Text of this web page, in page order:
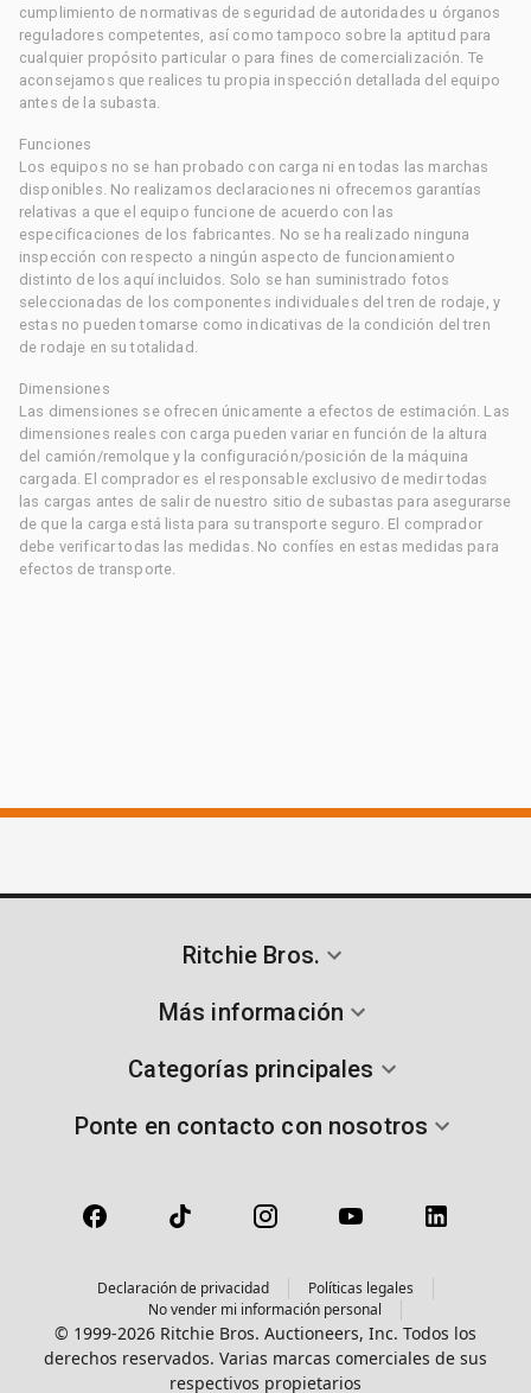
cumplimiento de normativas de seguridad de autoridades u órganos
reguladores competentes, así como tampoco sobre la aptitud para
cualquier propósito particular o para fines de comercialización. Te
aconsejamos que realices tu propia inspección detallada del equipo
antes de la subasta.
Funciones
Los equipos no se han probado con carga ni en todas las marchas
disponibles. No realizamos declaraciones ni ofrecemos garantías
relativas a que el equipo funcione de acuerdo con las
especificaciones de los fabricantes. No se ha realizado ninguna
inspección con respecto a ningún aspecto de funcionamiento
distinto de los aquí incluidos. Solo se han suministrado fotos
seleccionadas de los componentes individuales del tren de rodaje, y
estas no pueden tomarse como indicativas de la condición del tren
de rodaje en su totalidad.
Dimensiones
Las dimensiones se ofrecen únicamente a efectos de estimación. Las
dimensiones reales con carga pueden variar en función de la altura
del camión/remolque y la configuración/posición de la máquina
cargada. El comprador es el responsable exclusivo de medir todas
las cargas antes de salir de nuestro sitio de subastas para asegurarse
de que la carga está lista para su transporte seguro. El comprador
debe verificar todas las medidas. No confíes en estas medidas para
efectos de transporte.
Ritchie Bros.
Más información
Categorías principales
Ponte en contacto con nosotros
Declaración de privacidad
Políticas legales
No vender mi información personal
© 1999-2026 Ritchie Bros. Auctioneers, Inc. Todos los
derechos reservados. Varias marcas comerciales de sus
respectivos propietarios